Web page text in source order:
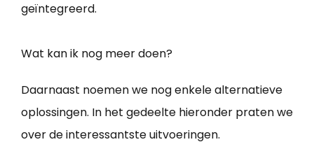
geïntegreerd.
Wat kan ik nog meer doen?
Daarnaast noemen we nog enkele alternatieve
oplossingen. In het gedeelte hieronder praten we
over de interessantste uitvoeringen.